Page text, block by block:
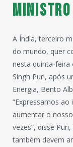
ministro
A Índia, terceiro
do mundo, quer
nesta quinta-feira
Singh Puri, após
Energia, Bento
“Expressamos
aumentar o
vezes”, disse
também devem